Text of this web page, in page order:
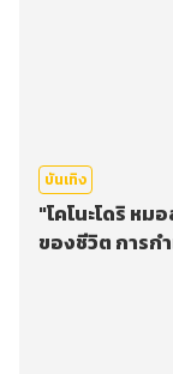
บันเทิง
"โคโนะโดริ ห
ของชีวิต การก